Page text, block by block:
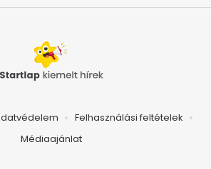
Felhasználási feltételek
Médiaajánlat